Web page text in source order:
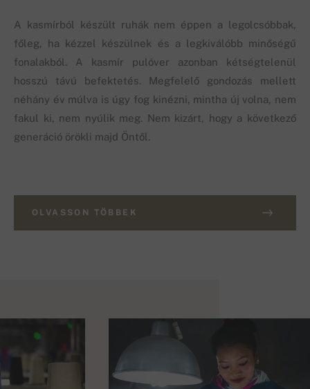
A kasmírból készült ruhák nem éppen a legolcsóbbak,
főleg, ha kézzel készülnek és a legkiválóbb minőségű
fonalakból. A kasmír pulóver azonban kétségtelenül
hosszú távú befektetés. Megfelelő gondozás mellett
néhány év múlva is úgy fog kinézni, mintha új volna, nem
fakul ki, nem nyúlik meg. Nem kizárt, hogy a következő
generáció örökli majd Öntől.
OLVASSON TÖBBEK